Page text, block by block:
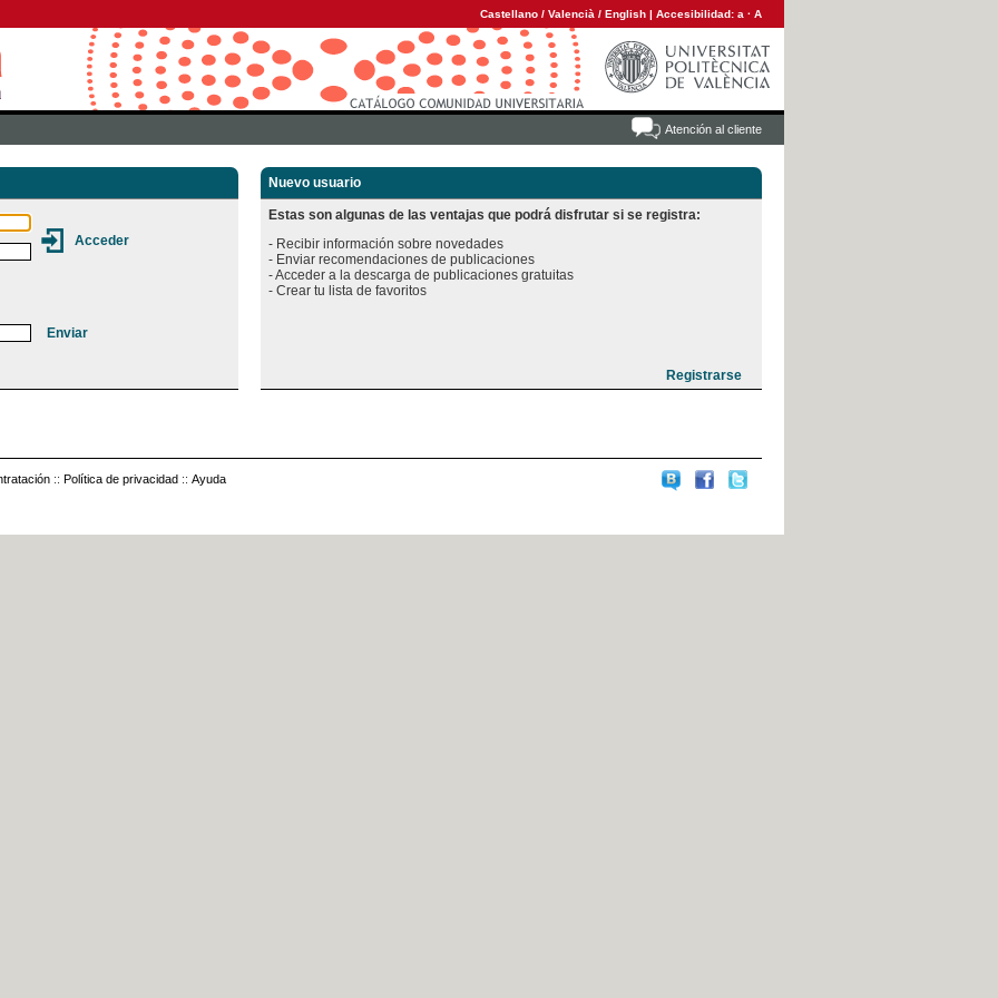
Castellano / Valencià / English | Accesibilidad: a · A
Atención al cliente
Nuevo usuario
Estas son algunas de las ventajas que podrá disfrutar si se registra:
- Recibir información sobre novedades
- Enviar recomendaciones de publicaciones
- Acceder a la descarga de publicaciones gratuitas
:: Política de privacidad :: Ayuda